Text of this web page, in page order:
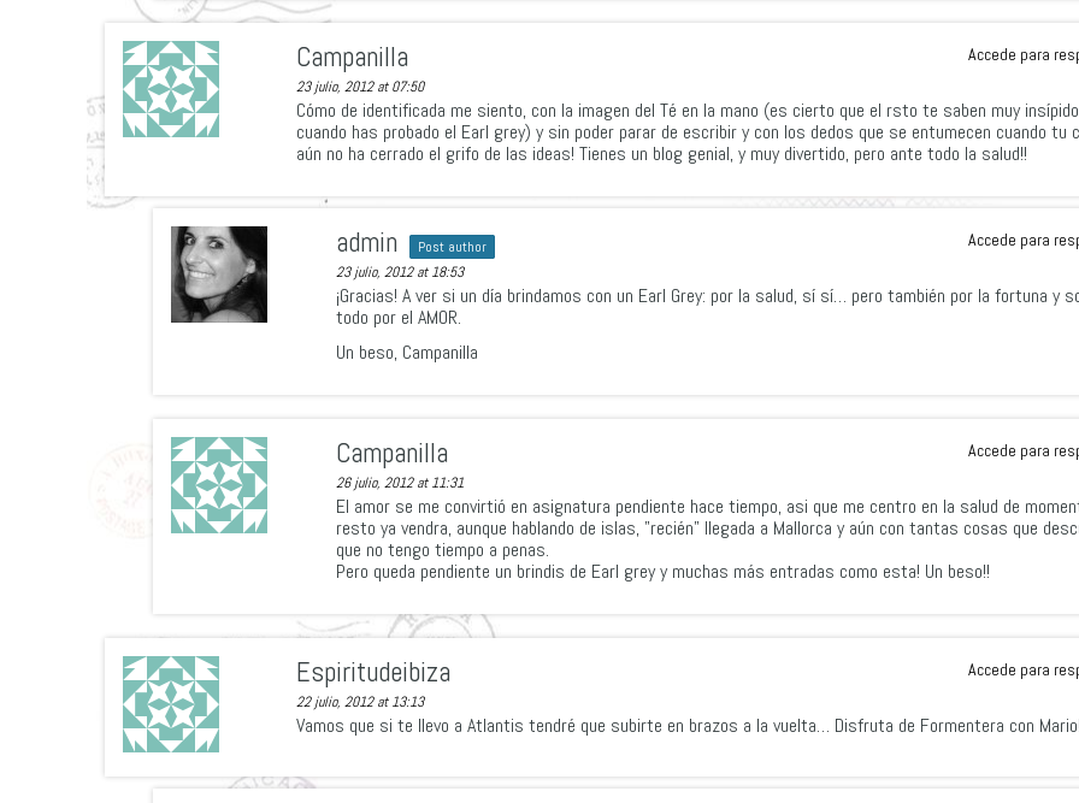
Accede para
Campanilla
23 julio, 2012 at 07:50
Cómo de identificada me siento, con la imagen del Té en la mano (es cierto que el rsto te saben muy
cuando has probado el Earl grey) y sin poder parar de escribir y con los dedos que se entumecen cuando tu
aún no ha cerrado el grifo de las ideas! Tienes un blog genial, y muy divertido, pero ante todo la salud!!
Accede para
admin Post author
23 julio, 2012 at 18:53
¡Gracias! A ver si un día brindamos con un Earl Grey: por la salud, sí sí… pero también por la fortuna y
todo por el AMOR.
Un beso, Campanilla
Accede para
Campanilla
26 julio, 2012 at 11:31
El amor se me convirtió en asignatura pendiente hace tiempo, asi que me centro en la salud de
resto ya vendra, aunque hablando de islas, "recién" llegada a Mallorca y aún con tantas cosas que
que no tengo tiempo a penas.
Pero queda pendiente un brindis de Earl grey y muchas más entradas como esta! Un beso!!
Accede para
Espiritudeibiza
22 julio, 2012 at 13:13
Vamos que si te llevo a Atlantis tendré que subirte en brazos a la vuelta… Disfruta de Formentera con